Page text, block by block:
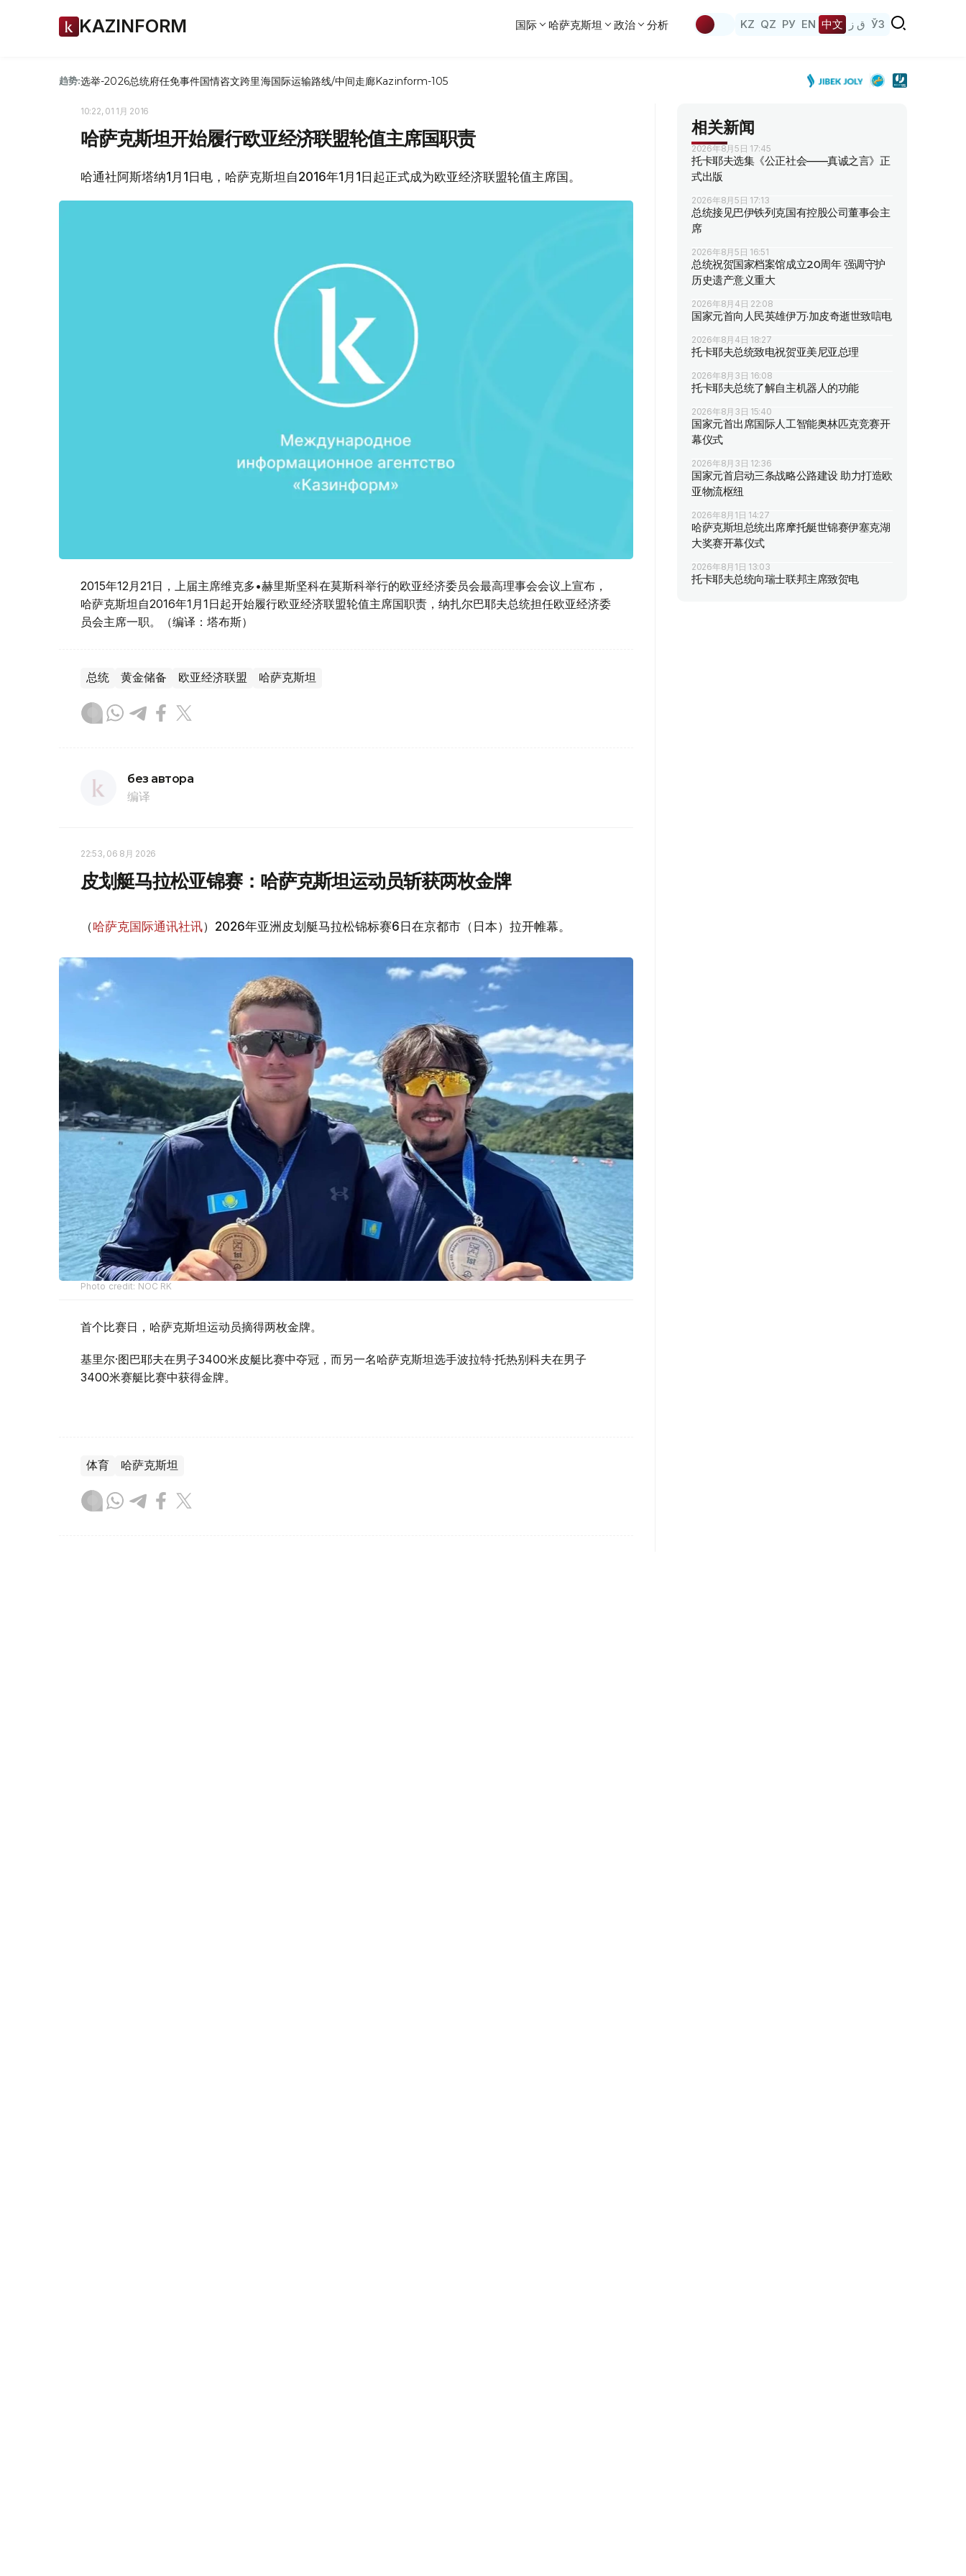
KAZINFORM 国际 哈萨克斯坦 政治 分析 KZ QZ РУ EN 中文 ق ز ЎЗ
趋势:选举-2026总统府任免事件国情咨文跨里海国际运输路线/中间走廊Kazinform-105
10:22, 01 1月 2016
哈萨克斯坦开始履行欧亚经济联盟轮值主席国职责
哈通社阿斯塔纳1月1日电，哈萨克斯坦自2016年1月1日起正式成为欧亚经济联盟轮值主席国。
2015年12月21日，上届主席维克多•赫里斯坚科在莫斯科举行的欧亚经济委员会最高理事会会议上宣布，
哈萨克斯坦自2016年1月1日起开始履行欧亚经济联盟轮值主席国职责，纳扎尔巴耶夫总统担任欧亚经济委
员会主席一职。（编译：塔布斯）
总统 黄金储备 欧亚经济联盟 哈萨克斯坦
без автора
编译
22:53, 06 8月 2026
皮划艇马拉松亚锦赛：哈萨克斯坦运动员斩获两枚金牌
（哈萨克国际通讯社讯）2026年亚洲皮划艇马拉松锦标赛6日在京都市（日本）拉开帷幕。
Photo credit: NOC RK
首个比赛日，哈萨克斯坦运动员摘得两枚金牌。
基里尔·图巴耶夫在男子3400米皮艇比赛中夺冠，而另一名哈萨克斯坦选手波拉特·托热别科夫在男子
3400米赛艇比赛中获得金牌。
体育 哈萨克斯坦
相关新闻
2026年8月5日 17:45
托卡耶夫选集《公正社会——真诚之言》正
式出版
2026年8月5日 17:13
总统接见巴伊铁列克国有控股公司董事会主
席
2026年8月5日 16:51
总统祝贺国家档案馆成立20周年 强调守护
历史遗产意义重大
2026年8月4日 22:08
国家元首向人民英雄伊万·加皮奇逝世致唁电
2026年8月4日 18:27
托卡耶夫总统致电祝贺亚美尼亚总理
2026年8月3日 16:08
托卡耶夫总统了解自主机器人的功能
2026年8月3日 15:40
国家元首出席国际人工智能奥林匹克竞赛开
幕仪式
2026年8月3日 12:36
国家元首启动三条战略公路建设 助力打造欧
亚物流枢纽
2026年8月1日 14:27
哈萨克斯坦总统出席摩托艇世锦赛伊塞克湖
大奖赛开幕仪式
2026年8月1日 13:03
托卡耶夫总统向瑞士联邦主席致贺电